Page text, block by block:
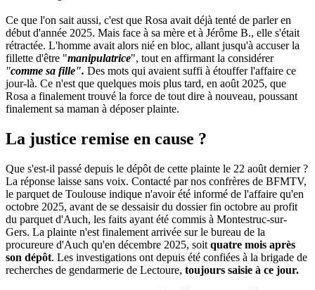
Ce que l'on sait aussi, c'est que Rosa avait déjà tenté de parler en
début d'année 2025. Mais face à sa mère et à Jérôme B., elle s'était
rétractée. L'homme avait alors nié en bloc, allant jusqu'à accuser la
fillette d'être "manipulatrice", tout en affirmant la considérer
"comme sa fille". Des mots qui avaient suffi à étouffer l'affaire ce
jour-là. Ce n'est que quelques mois plus tard, en août 2025, que
Rosa a finalement trouvé la force de tout dire à nouveau, poussant
finalement sa maman à déposer plainte.
La justice remise en cause ?
Que s'est-il passé depuis le dépôt de cette plainte le 22 août dernier ?
La réponse laisse sans voix. Contacté par nos confrères de BFMTV,
le parquet de Toulouse indique n'avoir été informé de l'affaire qu'en
octobre 2025, avant de se dessaisir du dossier fin octobre au profit
du parquet d'Auch, les faits ayant été commis à Montestruc-sur-
Gers. La plainte n'est finalement arrivée sur le bureau de la
procureure d'Auch qu'en décembre 2025, soit quatre mois après
son dépôt. Les investigations ont depuis été confiées à la brigade de
recherches de gendarmerie de Lectoure, toujours saisie à ce jour.